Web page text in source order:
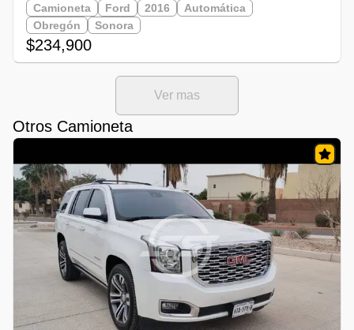
Camioneta Ford 2016
Automática
Obregón
Sonora
$234,900
Ver mas
Otros Camioneta